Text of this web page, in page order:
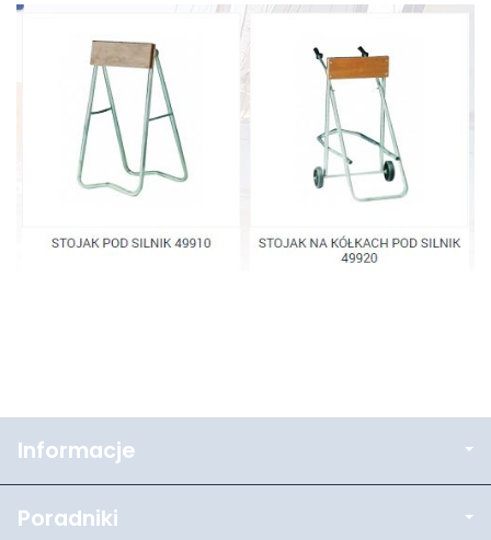
Informacje
Poradniki